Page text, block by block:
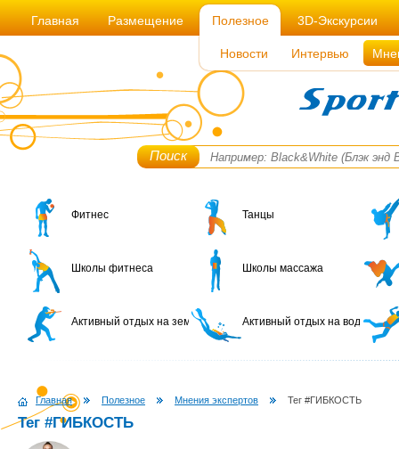
Главная Размещение Полезное
Новости Интервью
3D-Экскурсии
Поиск
Фитнес Танцы
Школы фитнеса Школы массажа
Активный отдых на земле Активный отдых на воде
Главная Полезное Мнения экспертов Тег #ГИБКОСТЬ
Тег #ГИБКОСТЬ